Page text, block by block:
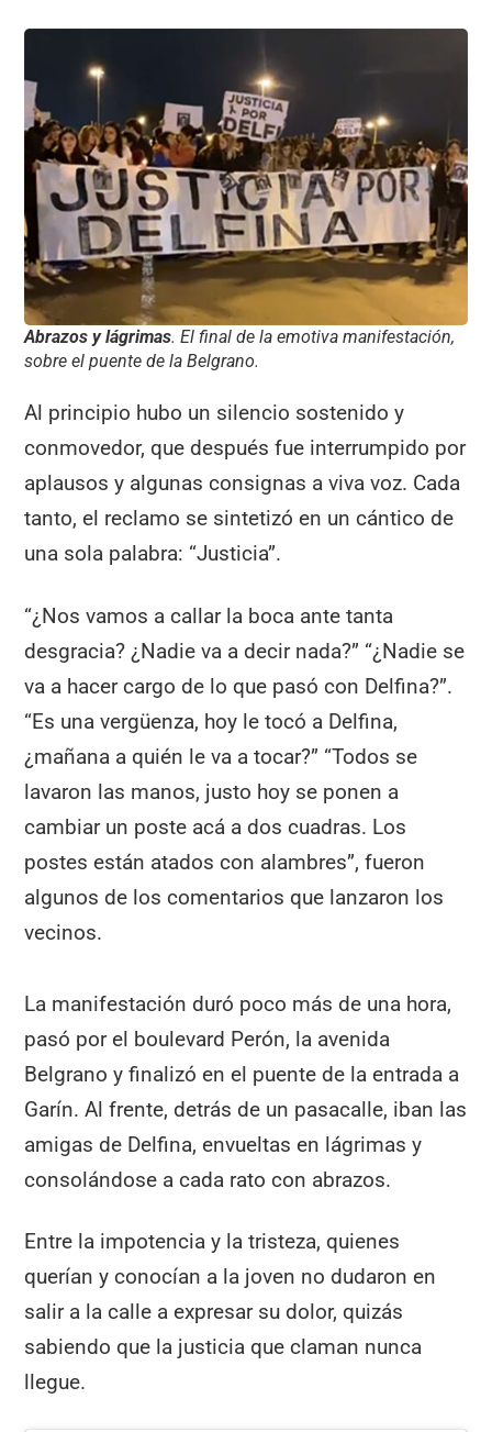
Abrazos y lágrimas. El final de la emotiva manifestación,
sobre el puente de la Belgrano.
Al principio hubo un silencio sostenido y
conmovedor, que después fue interrumpido por
aplausos y algunas consignas a viva voz. Cada
tanto, el reclamo se sintetizó en un cántico de
una sola palabra: “Justicia”.
“¿Nos vamos a callar la boca ante tanta
desgracia? ¿Nadie va a decir nada?” “¿Nadie se
va a hacer cargo de lo que pasó con Delfina?”.
“Es una vergüenza, hoy le tocó a Delfina,
¿mañana a quién le va a tocar?” “Todos se
lavaron las manos, justo hoy se ponen a
cambiar un poste acá a dos cuadras. Los
postes están atados con alambres”, fueron
algunos de los comentarios que lanzaron los
vecinos.
La manifestación duró poco más de una hora,
pasó por el boulevard Perón, la avenida
Belgrano y finalizó en el puente de la entrada a
Garín. Al frente, detrás de un pasacalle, iban las
amigas de Delfina, envueltas en lágrimas y
consolándose a cada rato con abrazos.
Entre la impotencia y la tristeza, quienes
querían y conocían a la joven no dudaron en
salir a la calle a expresar su dolor, quizás
sabiendo que la justicia que claman nunca
llegue.